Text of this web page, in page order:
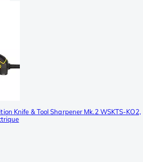
Knife & Tool Sharpener Mk.2 WSKTS-KO2,